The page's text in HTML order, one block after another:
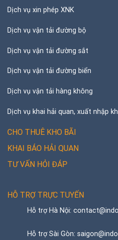
Dịch vụ xin phép XNK
Dịch vụ vận tải đường bộ
Dịch vụ vận tải đường sắt
Dịch vụ vận tải đường biển
Dịch vụ vận tải hàng không
Dịch vụ khai hải quan, xuất nhập
CHO THUÊ KHO BÃI
KHAI BÁO HẢI QUAN
TƯ VẤN HỎI ĐÁP
HỖ TRỢ TRỰC TUYẾN
Hỗ trợ Hà Nội:
Hỗ trợ Sài Gòn: